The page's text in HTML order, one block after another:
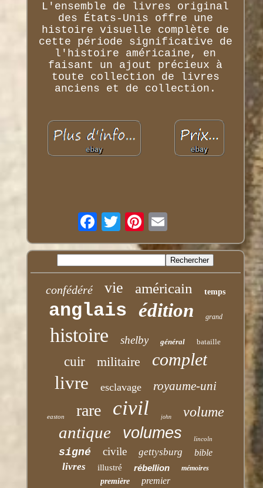
L'ensemble de livres original
des États-Unis offre une
histoire visuelle complète de
cette période significative de
l'histoire américaine, en
faisant un ajout précieux à
toute collection de livres
anciens et de collection.
confédéré vie américain temps
anglais édition grand
histoire shelby général bataille
cuir militaire complet
livre esclavage royaume-uni
easton rare civil john volume
antique volumes lincoln
signé civile gettysburg bible
livres illustré rébellion mémoires
première premier